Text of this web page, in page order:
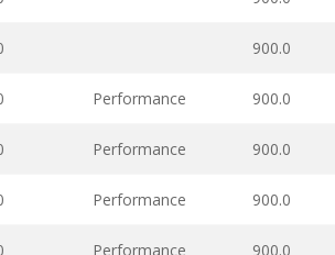
900.0
Performance 900.0
Performance 900.0
Performance 900.0
Performance 900.0